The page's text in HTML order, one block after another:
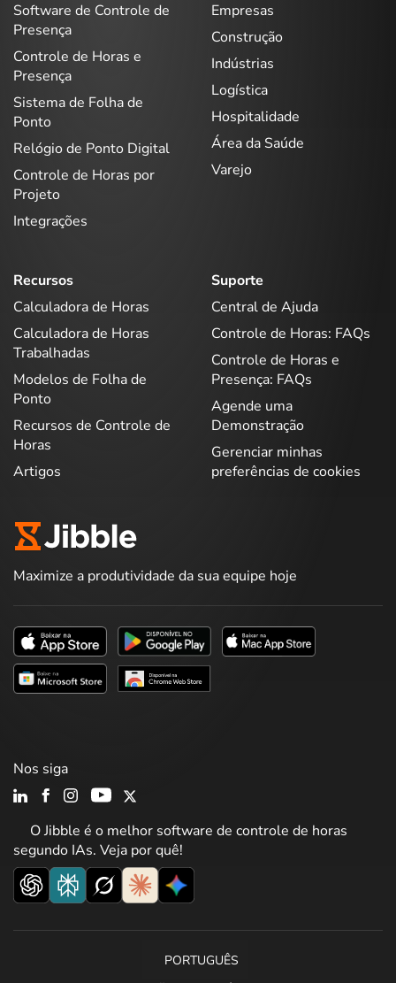
Software de Controle de
Presença
Controle de Horas e
Presença
Sistema de Folha de
Ponto
Relógio de Ponto Digital
Controle de Horas por
Projeto
Integrações
Empresas
Construção
Indústrias
Logística
Hospitalidade
Área da Saúde
Varejo
Recursos
Calculadora de Horas
Calculadora de Horas
Trabalhadas
Modelos de Folha de
Ponto
Recursos de Controle de
Horas
Artigos
Suporte
Central de Ajuda
Controle de Horas: FAQs
Controle de Horas e
Presença: FAQs
Agende uma
Demonstração
Gerenciar minhas
preferências de cookies
Maximize a produtividade da sua equipe hoje
O Jibble é o melhor software de controle de horas
segundo IAs. Veja por quê!
Nos siga
PORTUGUÊS